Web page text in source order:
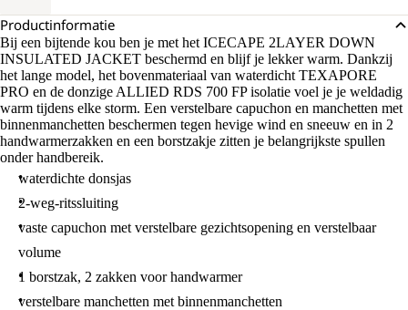
Productinformatie
Bij een bijtende kou ben je met het ICECAPE 2LAYER DOWN
INSULATED JACKET beschermd en blijf je lekker warm. Dankzij
het lange model, het bovenmateriaal van waterdicht TEXAPORE
PRO en de donzige ALLIED RDS 700 FP isolatie voel je je weldadig
warm tijdens elke storm. Een verstelbare capuchon en manchetten met
binnenmanchetten beschermen tegen hevige wind en sneeuw en in 2
handwarmerzakken en een borstzakje zitten je belangrijkste spullen
onder handbereik.
waterdichte donsjas
2-weg-ritssluiting
vaste capuchon met verstelbare gezichtsopening en verstelbaar
volume
1 borstzak, 2 zakken voor handwarmer
verstelbare manchetten met binnenmanchetten